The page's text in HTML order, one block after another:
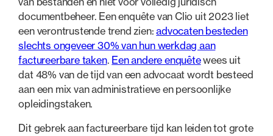
documentbeheer. Een enquête van Clio uit 2023 liet
een verontrustende trend zien:advocaten besteden
slechts ongeveer 30% van hun werkdag aan
factureerbare taken. Een andere enquêtewees uit
dat 48% van de tijd van een advocaat wordt besteed
aan een mix van administratieve en persoonlijke
opleidingstaken.
Dit gebrek aan factureerbare tijd kan leiden tot grote